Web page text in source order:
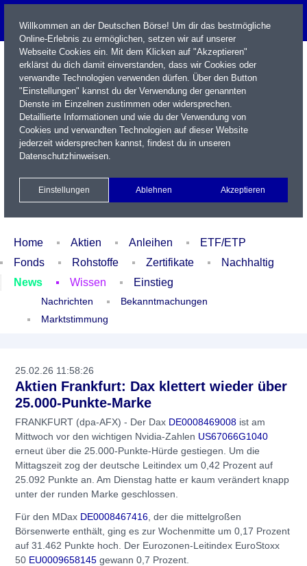
Name / WKN / ISIN / Kürzel
Xetra Realtime
Watchlist Portfolio Login
Home Aktien Anleihen
ETF/ETP
Fonds
Rohstoffe Zertifikate
Nachhaltig
News
Wissen Einstieg
Nachrichten
Bekanntmachungen
Marktstimmung
25.02.26 11:58:26
Aktien Frankfurt: Dax klettert wieder über
25.000-Punkte-Marke
FRANKFURT (dpa-AFX) - Der Dax DE0008469008 ist am
Mittwoch vor den wichtigen Nvidia-Zahlen US67066G1040
erneut über die 25.000-Punkte-Hürde gestiegen. Um die
Mittagszeit zog der deutsche Leitindex um 0,42 Prozent auf
25.092 Punkte an. Am Dienstag hatte er kaum verändert knapp
unter der runden Marke geschlossen.
Für den MDax DE0008467416 , der die mittelgroßen
Börsenwerte enthält, ging es zur Wochenmitte um 0,17 Prozent
auf 31.462 Punkte hoch. Der Eurozonen-Leitindex EuroStoxx
50 EU0009658145 gewann 0,7 Prozent.
Willkommen an der Deutschen Börse! Um dir das bestmögliche
Online-Erlebnis zu ermöglichen, setzen wir auf unserer
Webseite Cookies ein. Mit dem Klicken auf "Akzeptieren"
erklärst du dich damit einverstanden, dass wir Cookies oder
verwandte Technologien verwenden dürfen. Über den Button
"Einstellungen" kannst du der Verwendung der genannten
Dienste im Einzelnen zustimmen oder widersprechen.
Detaillierte Informationen und wie du der Verwendung von
Cookies und verwandten Technologien auf dieser Website
jederzeit widersprechen kannst, findest du in unseren
Datenschutzhinweisen.
Einstellungen Ablehnen Akzeptieren